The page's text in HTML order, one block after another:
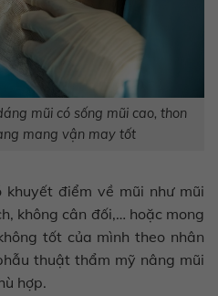
mũi có sống mũi cao, thon
mang vận may tốt
điểm về mũi như mũi
không cân đối,… hoặc mong
tốt của mình theo nhân
thuật thẩm mỹ nâng mũi
hợp.